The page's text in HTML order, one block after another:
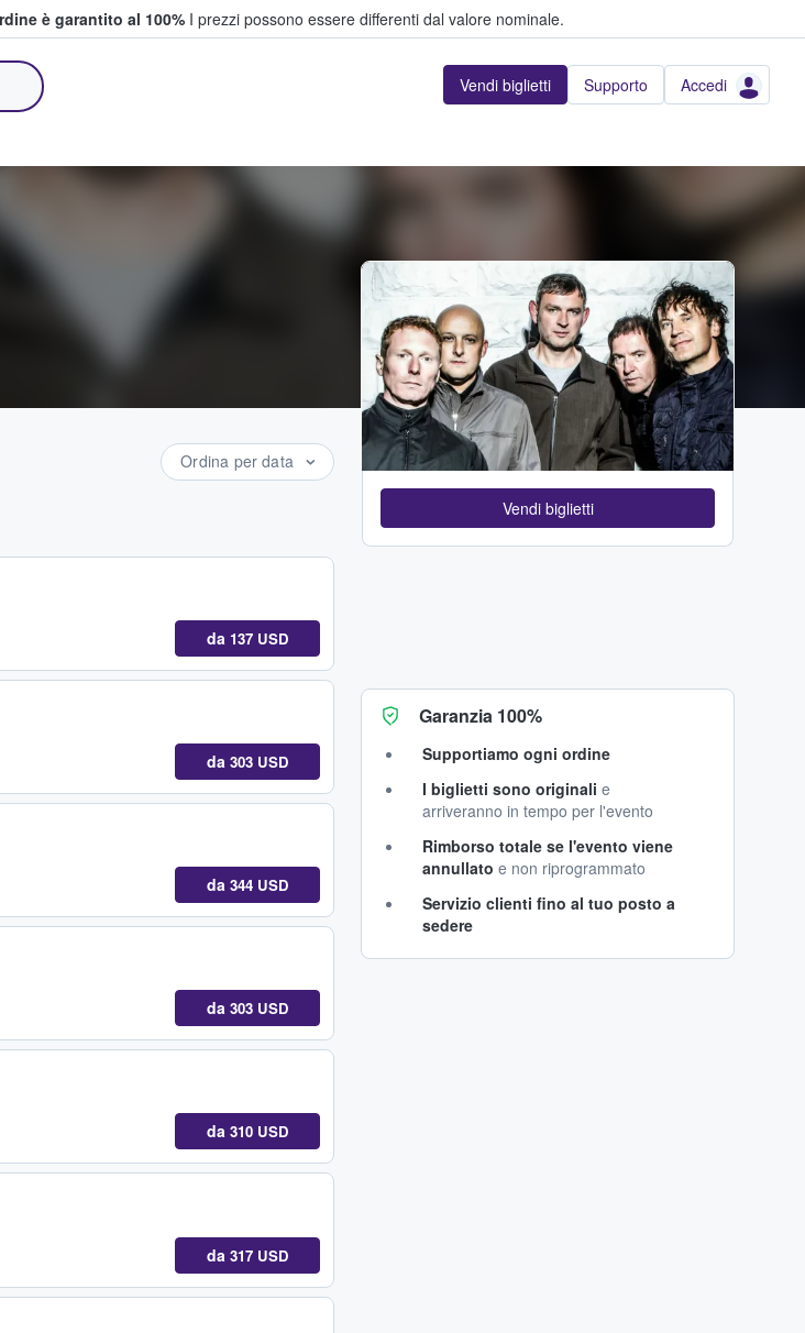
è garantito al 100% I prezzi possono essere differenti dal valore nominale.
Vendi biglietti Supporto Accedi
Ordina per data
da 137 USD
da 303 USD
da 344 USD
da 303 USD
da 310 USD
da 317 USD
...
Vendi biglietti
Garanzia 100%
Supportiamo ogni ordine
I biglietti sono originali e
arriveranno in tempo per l'evento
Rimborso totale se l'evento viene
annullato e non riprogrammato
Servizio clienti fino al tuo posto a
sedere